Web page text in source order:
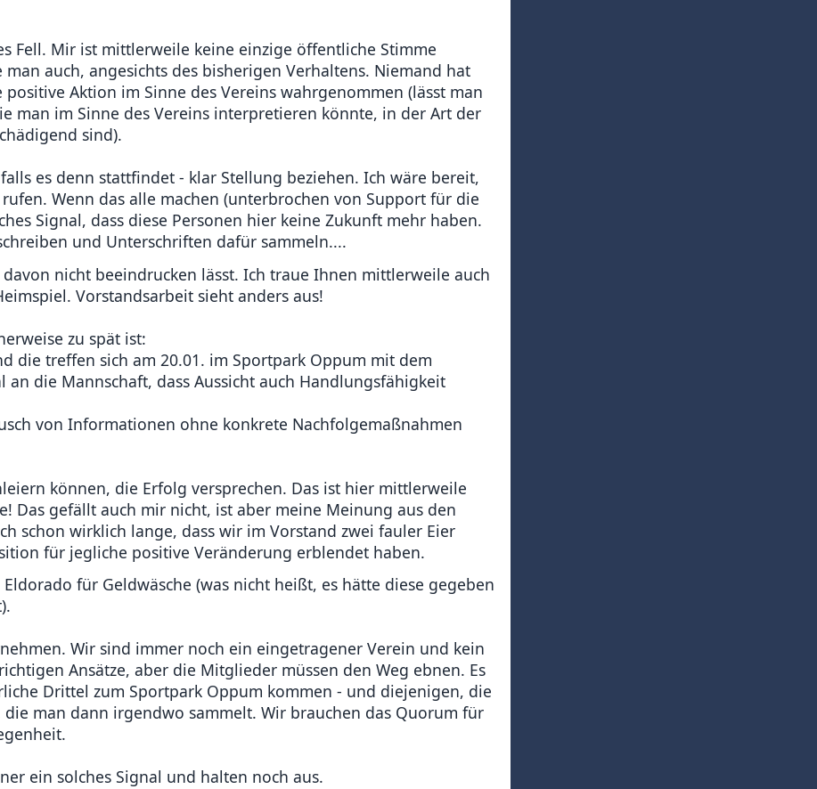
Fell. Mir ist mittlerweile keine einzige öffentliche Stimme
auch, angesichts des bisherigen Verhaltens. Niemand hat
Aktion im Sinne des Vereins wahrgenommen (lässt man
man im Sinne des Vereins interpretieren könnte, in der Art der
sind).
es denn stattfindet - klar Stellung beziehen. Ich wäre bereit,
Wenn das alle machen (unterbrochen von Support für die
Signal, dass diese Personen hier keine Zukunft mehr haben.
und Unterschriften dafür sammeln....
nicht beeindrucken lässt. Ich traue Ihnen mittlerweile auch
Vorstandsarbeit sieht anders aus!
zu spät ist:
die treffen sich am 20.01. im Sportpark Oppum mit dem
die Mannschaft, dass Aussicht auch Handlungsfähigkeit
von Informationen ohne konkrete Nachfolgemaßnahmen
können, die Erfolg versprechen. Das ist hier mittlerweile
Das gefällt auch mir nicht, ist aber meine Meinung aus den
schon wirklich lange, dass wir im Vorstand zwei fauler Eier
für jegliche positive Veränderung erblendet haben.
für Geldwäsche (was nicht heißt, es hätte diese gegeben
Wir sind immer noch ein eingetragener Verein und kein
Ansätze, aber die Mitglieder müssen den Weg ebnen. Es
Drittel zum Sportpark Oppum kommen - und diejenigen, die
man dann irgendwo sammelt. Wir brauchen das Quorum für
ein solches Signal und halten noch aus.